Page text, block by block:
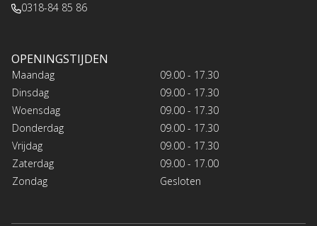
0318-84 85 86
OPENINGSTIJDEN
Maandag
09.00 - 17.30
Dinsdag
09.00 - 17.30
Woensdag
09.00 - 17.30
Donderdag
09.00 - 17.30
Vrijdag
09.00 - 17.30
Zaterdag
09.00 - 17.00
Zondag
Gesloten